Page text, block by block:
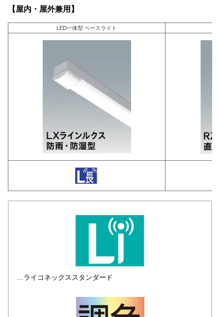
【屋内・屋外兼用】
LED一体型 ベースライト
…ライコネックススタンダード